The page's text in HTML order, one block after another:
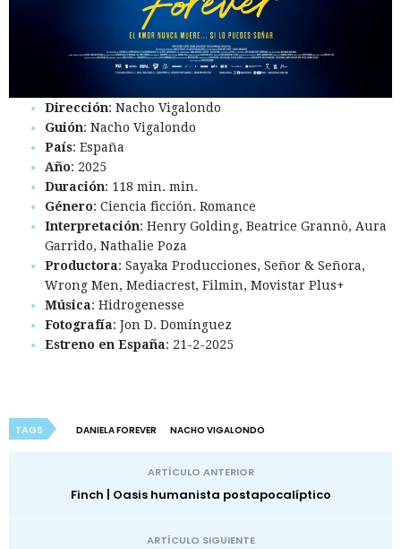
Dirección: Nacho Vigalondo
Guión: Nacho Vigalondo
País: España
Año: 2025
Duración: 118 min. min.
Género: Ciencia ficción. Romance
Interpretación: Henry Golding, Beatrice Grannò, Aura
Garrido, Nathalie Poza
Productora: Sayaka Producciones, Señor & Señora,
Wrong Men, Mediacrest, Filmin, Movistar Plus+
Música: Hidrogenesse
Fotografía: Jon D. Domínguez
Estreno en España: 21-2-2025
TAGS DANIELA FOREVER NACHO VIGALONDO
ARTÍCULO ANTERIOR
Finch | Oasis humanista postapocalíptico
ARTÍCULO SIGUIENTE